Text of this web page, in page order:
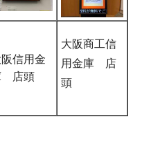
信用金
店頭
大阪商工信
用金庫 店
頭